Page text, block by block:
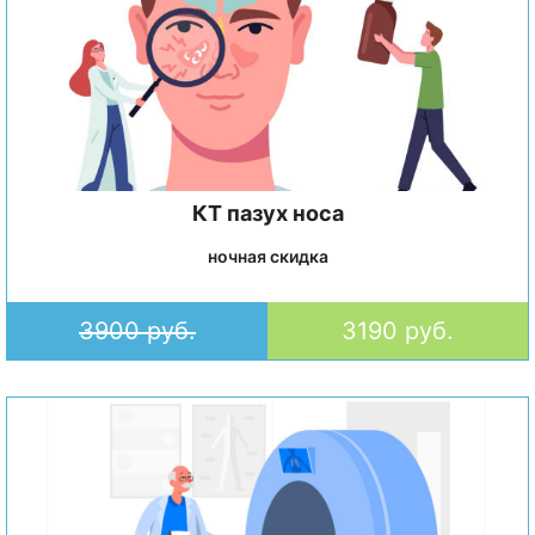
КТ пазух носа
ночная скидка
3900 руб. 3190 руб.